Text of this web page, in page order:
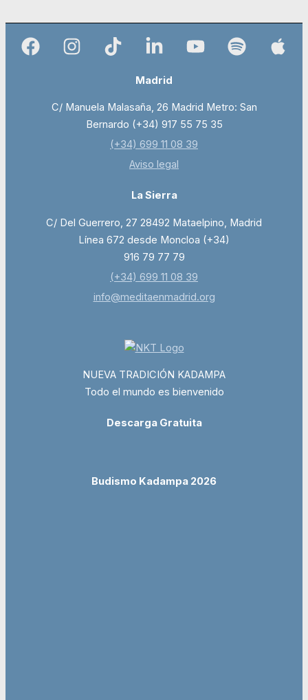
Madrid
C/ Manuela Malasaña, 26 Madrid Metro: San
Bernardo (+34) 917 55 75 35
(+34) 699 11 08 39
Aviso legal
La Sierra
C/ Del Guerrero, 27 28492 Mataelpino, Madrid
Línea 672 desde Moncloa (+34)
916 79 77 79
(+34) 699 11 08 39
info@meditaenmadrid.org
NUEVA TRADICIÓN KADAMPA
Todo el mundo es bienvenido
Descarga Gratuita
Budismo Kadampa 2026